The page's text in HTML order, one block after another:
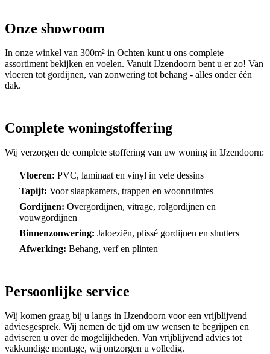
Onze showroom
In onze winkel van 300m² in Ochten kunt u ons complete
assortiment bekijken en voelen. Vanuit IJzendoorn bent u er zo! Van
vloeren tot gordijnen, van zonwering tot behang - alles onder één
dak.
Complete woningstoffering
Wij verzorgen de complete stoffering van uw woning in IJzendoorn:
Vloeren: PVC, laminaat en vinyl in vele dessins
Tapijt: Voor slaapkamers, trappen en woonruimtes
Gordijnen: Overgordijnen, vitrage, rolgordijnen en
vouwgordijnen
Binnenzonwering: Jaloeziën, plissé gordijnen en shutters
Afwerking: Behang, verf en plinten
Persoonlijke service
Wij komen graag bij u langs in IJzendoorn voor een vrijblijvend
adviesgesprek. Wij nemen de tijd om uw wensen te begrijpen en
adviseren u over de mogelijkheden. Van vrijblijvend advies tot
vakkundige montage, wij ontzorgen u volledig.